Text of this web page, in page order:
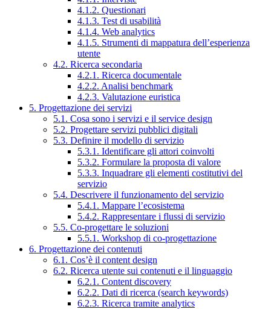
4.1.2. Questionari
4.1.3. Test di usabilità
4.1.4. Web analytics
4.1.5. Strumenti di mappatura dell’esperienza
utente
4.2. Ricerca secondaria
4.2.1. Ricerca documentale
4.2.2. Analisi benchmark
4.2.3. Valutazione euristica
5. Progettazione dei servizi
5.1. Cosa sono i servizi e il service design
5.2. Progettare servizi pubblici digitali
5.3. Definire il modello di servizio
5.3.1. Identificare gli attori coinvolti
5.3.2. Formulare la proposta di valore
5.3.3. Inquadrare gli elementi costitutivi del
servizio
5.4. Descrivere il funzionamento del servizio
5.4.1. Mappare l’ecosistema
5.4.2. Rappresentare i flussi di servizio
5.5. Co-progettare le soluzioni
5.5.1. Workshop di co-progettazione
6. Progettazione dei contenuti
6.1. Cos’è il content design
6.2. Ricerca utente sui contenuti e il linguaggio
6.2.1. Content discovery
6.2.2. Dati di ricerca (search keywords)
6.2.3. Ricerca tramite analytics